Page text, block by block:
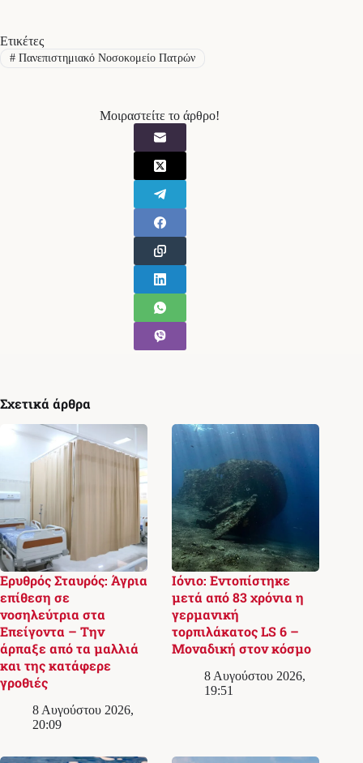
Ετικέτες
#Πανεπιστημιακό Νοσοκομείο Πατρών
Μοιραστείτε το άρθρο!
Σχετικά άρθρα
Ερυθρός Σταυρός: Άγρια
επίθεση σε
νοσηλεύτρια στα
Επείγοντα – Την
άρπαξε από τα μαλλιά
και της κατάφερε
γροθιές
8 Αυγούστου 2026,
20:09
Ιόνιο: Εντοπίστηκε
μετά από 83 χρόνια η
γερμανική
τορπιλάκατος LS 6 –
Μοναδική στον κόσμο
8 Αυγούστου 2026,
19:51